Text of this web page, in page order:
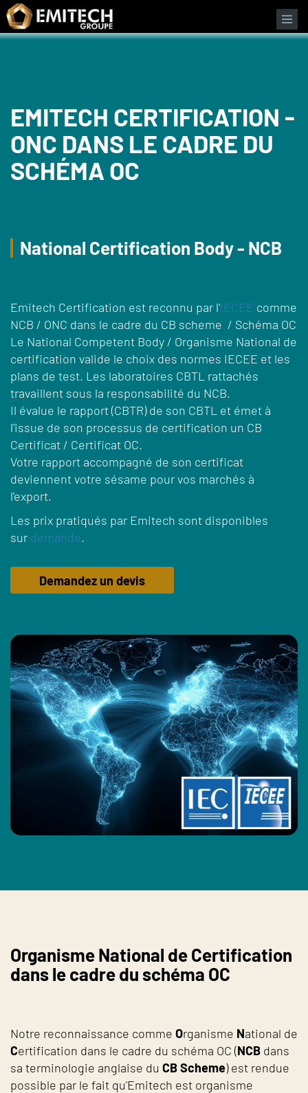
Panneau de gestion des cookies
EMITECH CERTIFICATION -
ONC DANS LE CADRE DU
SCHÉMA OC
National Certification Body - NCB
Emitech Certification est reconnu par l'IECEE comme
NCB / ONC dans le cadre du CB scheme / Schéma OC
Le National Competent Body / Organisme National de
certification valide le choix des normes IECEE et les
plans de test. Les laboratoires CBTL rattachés
travaillent sous la responsabilité du NCB.
Il évalue le rapport(CBTR) de son CBTL et émet à
l'issue de son processus de certification un CB
Certificat / Certificat OC.
Votre rapport accompagné de son certificat
deviennent votre sésame pour vos marchés à
l'export.
Les prix pratiqués par Emitech sont disponibles
sur demande.
Demandez un devis
Organisme National de Certification
dans le cadre du schéma OC
Notre reconnaissance comme Organisme National de
Certification dans le cadre du schéma OC (NCB dans
sa terminologie anglaise du CB Scheme) est rendue
possible par le fait qu'Emitech est organisme